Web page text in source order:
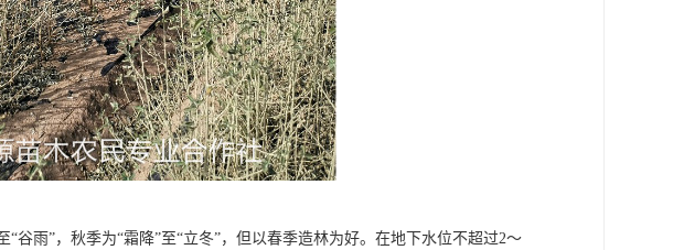
谷雨”，秋季为“霜降”至“立冬”，但以春季造林为好。在地下水位不超过2～